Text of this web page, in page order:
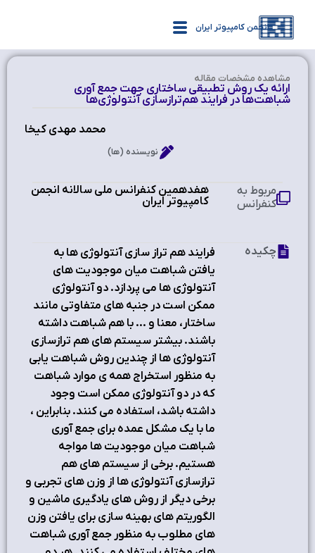
انجمن کامپیوتر ایران
مشاهده‌ مشخصات مقاله
ارائه یک روش تطبیقی ساختاری جهت جمع آوری
شباهت‌ها در فرایند هم‌ترازسازی آنتولوژی‌ها
محمد مهدی کیخا
نویسنده (ها)
هفدهمین کنفرانس ملی سالانه انجمن
کامپیوتر ایران ‫
مربوط به
کنفرانس
فرایند هم تراز سازی آنتولوژی ها به
یافتن شباهت میان موجودیت های
آنتولوژی ها می پردازد. دو آنتولوژی
ممکن است در جنبه های متفاوتی مانند
ساختار، معنا و ... با هم شباهت داشته
باشند. بیشتر سیستم های هم ترازسازی
آنتولوژی ها از چندین روش شباهت یابی
به منظور استخراج همه ی موارد شباهت
که در دو آنتولوژی ممکن است وجود
داشته باشد، استفاده می کنند. بنابراین ،
ما با یک مشکل عمده برای جمع آوری
شباهت میان موجودیت ها مواجه
هستیم. برخی از سیستم های هم
ترازسازی آنتولوژی ها از وزن های تجربی و
برخی دیگر از روش های یادگیری ماشین و
الگوریتم های بهینه سازی برای یافتن وزن
های مطلوب به منظور جمع آوری شباهت
چکیده